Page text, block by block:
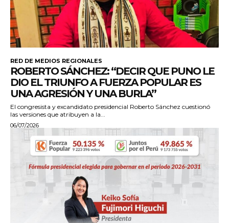
RED DE MEDIOS REGIONALES
ROBERTO SÁNCHEZ: “DECIR QUE PUNO LE
DIO EL TRIUNFO A FUERZA POPULAR ES
UNA AGRESIÓN Y UNA BURLA”
El congresista y excandidato presidencial Roberto Sánchez cuestionó
las versiones que atribuyen a la...
06/07/2026